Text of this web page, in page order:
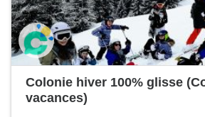
Colonie hiver 100% glisse
vacances)